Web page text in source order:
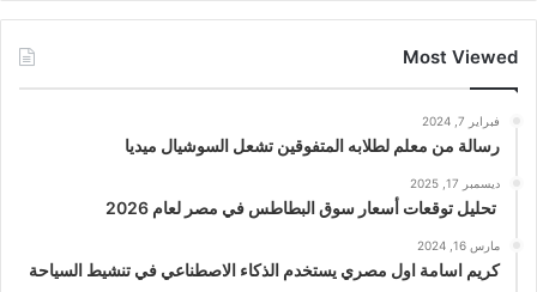
Most Viewed
فبراير 7, 2024
رسالة من معلم لطلابه المتفوقين تشعل السوشيال ميديا
ديسمبر 17, 2025
تحليل توقعات أسعار سوق البطاطس في مصر لعام 2026
مارس 16, 2024
كريم اسامة اول مصري يستخدم الذكاء الاصطناعي في تنشيط السياحة